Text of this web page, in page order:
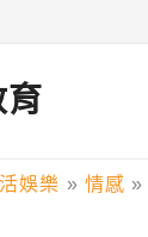
娛樂 情感